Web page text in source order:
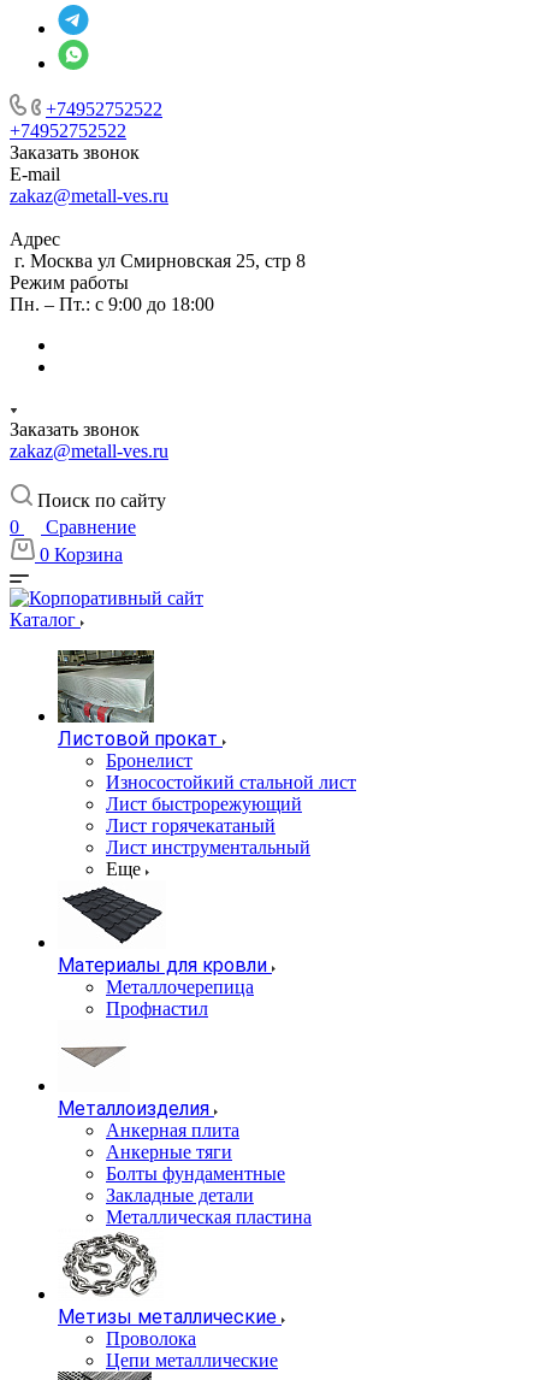
+74952752522
+74952752522
Заказать звонок
E-mail
zakaz@metall-ves.ru
Адрес
г. Москва ул Смирновская 25, стр 8
Режим работы
Пн. – Пт.: с 9:00 до 18:00
Заказать звонок
zakaz@metall-ves.ru
Поиск по сайту
0
Сравнение
0 Корзина
Каталог
Листовой прокат
Бронелист
Износостойкий стальной лист
Лист быстрорежующий
Лист горячекатаный
Лист инструментальный
Еще
Материалы для кровли
Металлочерепица
Профнастил
Металлоизделия
Анкерная плита
Анкерные тяги
Болты фундаментные
Закладные детали
Металлическая пластина
Метизы металлические
Проволока
Цепи металлические